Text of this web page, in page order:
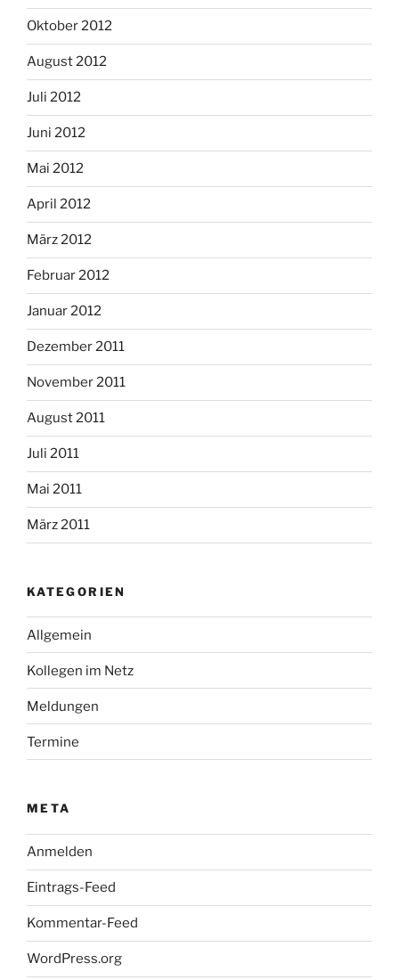
Oktober 2012
August 2012
Juli 2012
Juni 2012
Mai 2012
April 2012
März 2012
Februar 2012
Januar 2012
Dezember 2011
November 2011
August 2011
Juli 2011
Mai 2011
März 2011
KATEGORIEN
Allgemein
Kollegen im Netz
Meldungen
Termine
META
Anmelden
Eintrags-Feed
Kommentar-Feed
WordPress.org